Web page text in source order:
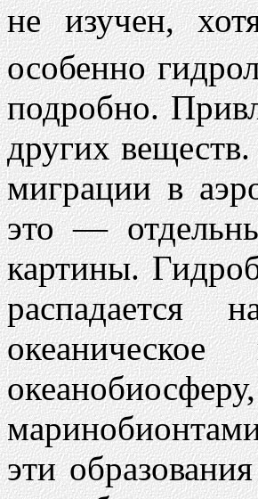
не изучен,
особенно
подробно.
других
миграции в
это —
картины.
эти